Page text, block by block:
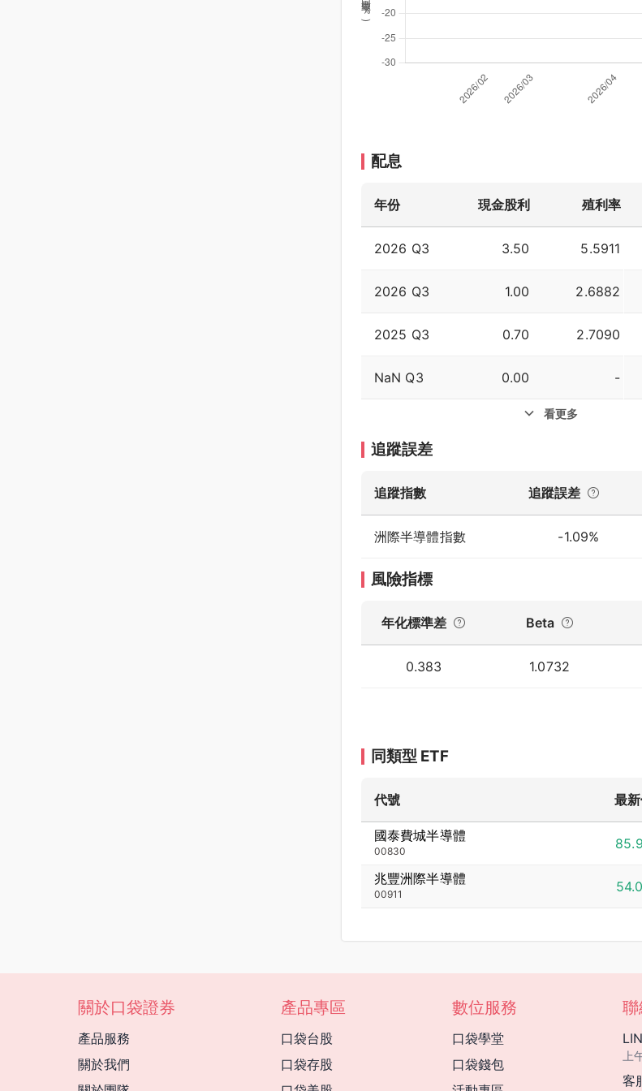
%
)
配息
年份 現金股利 殖利率
2026 Q3 3.50 5.5911
2026 Q3 1.00 2.6882
2025 Q3 0.70 2.7090
NaN Q3 0.00 -
看更多
追蹤誤差
追蹤指數 追蹤誤差
洲際半導體指數 -1.09%
風險指標
年化標準差 Beta
0.383 1.0732
同類型 ETF
代號 最
國泰費城半導體
00830
兆豐洲際半導體
00911
關於口袋證券
產品服務
關於我們
產品專區
口袋台股
口袋存股
數位服務
口袋學堂
口袋錢包
上
客